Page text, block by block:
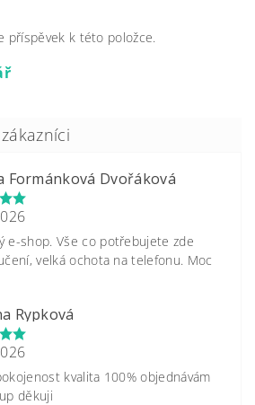
příspěvek k této položce.
Formánková Dvořáková
e-shop. Vše co potřebujete zde
velká ochota na telefonu. Moc
Rypková
kvalita 100% objednávám
děkuji